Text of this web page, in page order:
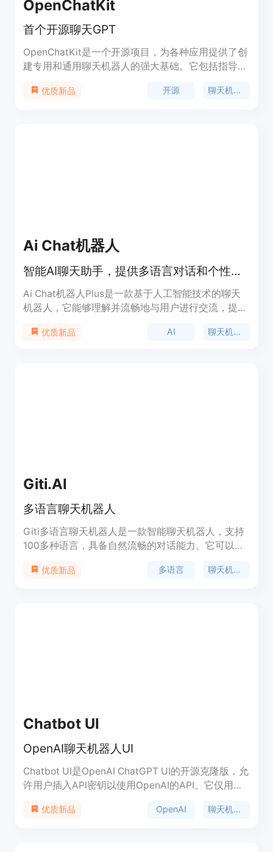
OpenChatKit
首个开源聊天GPT
OpenChatKit是一个开源项目，为各种应用提供了创
建专用和通用聊天机器人的强大基础。它包括指导调
系统、内容过滤模型等。OpenChatKit可以处理对
优质新品 开源 聊天机器人
Ai Chat机器人
智能AI聊天助手，提供多语言对话和个性化服务。
Ai Chat机器人Plus是一款基于人工智能技术的聊天
机器人，它能够理解并流畅地与用户进行交流，提供
过模仿人类的对话方式，为用户提供了一个直观、便
优质新品 AI 聊天机器人
Giti.AI
多语言聊天机器人
Giti多语言聊天机器人是一款智能聊天机器人，支持
100多种语言，具备自然流畅的对话能力。它可以理
询问题还是寻求娱乐，Giti都能为您提供准确、有趣
优质新品 多语言 聊天机器人
Chatbot UI
OpenAI聊天机器人UI
Chatbot UI是OpenAI ChatGPT UI的开源克隆版，允
许用户插入API密钥以使用OpenAI的API。它仅用于
优质新品 OpenAI 聊天机器人